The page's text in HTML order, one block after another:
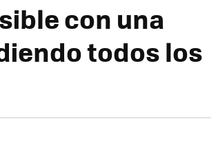
con una
todos los